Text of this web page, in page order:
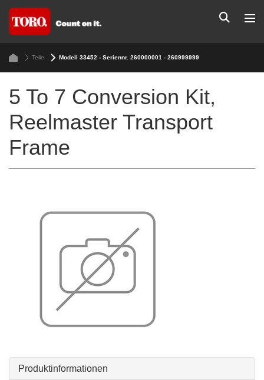
Teile Modell 33452 - Seriennr. 260000001 - 260999999
5 To 7 Conversion Kit,
Reelmaster Transport
Frame
Produktinformationen